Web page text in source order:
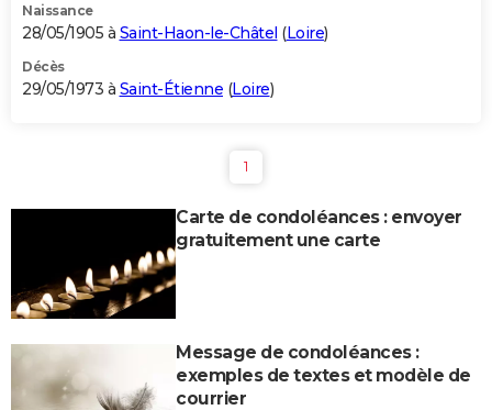
Naissance
28/05/1905 à Saint-Haon-le-Châtel (Loire)
Décès
29/05/1973 à Saint-Étienne (Loire)
1
Carte de condoléances : envoyer
gratuitement une carte
Message de condoléances :
exemples de textes et modèle de
courrier